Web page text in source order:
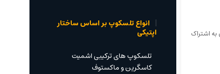
به اشتراک
انواع تلسکوپ بر اساس ساختار
اپتیکی
تلسکوپ های ترکیبی اشمیت
کاسگرین و ماکستوف